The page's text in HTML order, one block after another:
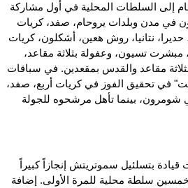
إلى السلطات المحلية في أول مشاركة
في مدن وبلدات يروحام، صفد، كريات
نتانيا، روش هعين، أشكلون، كريات
تسيون، وعفولة بثلاثة مقاعد،
بثلاثة مقاعد والقدس بمقعدين. في سباقات
في تحقيق الفوز في كريات أربع، صفد،
شومرون، بينما تأهل مرشحوه للجولة
بتسلئيل سموتريتش إنجازاً كبيراً
سلطة محلية للمرة الأولى. إضافة